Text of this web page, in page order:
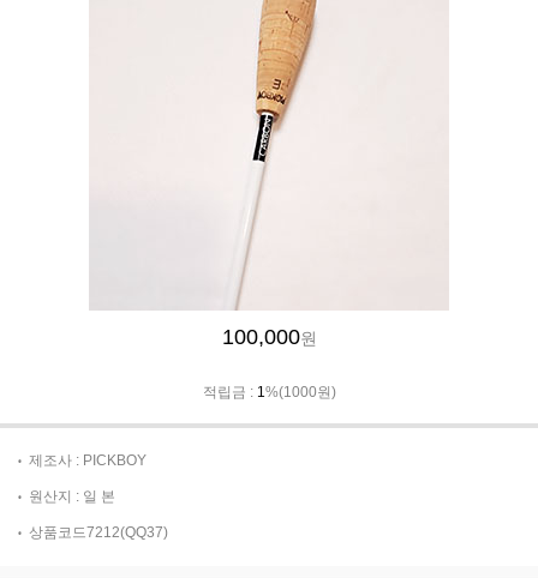
100,000원
적립금 : 1%(1000원)
제조사 : PICKBOY
원산지 : 일 본
상품코드7212(QQ37)